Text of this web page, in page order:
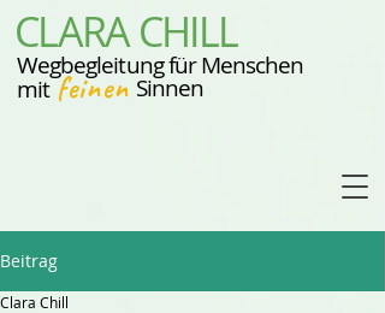
CLARA CHILL
feinen
Wegbegleitung für Menschen
mit Sinnen
Beitrag
Clara Chill